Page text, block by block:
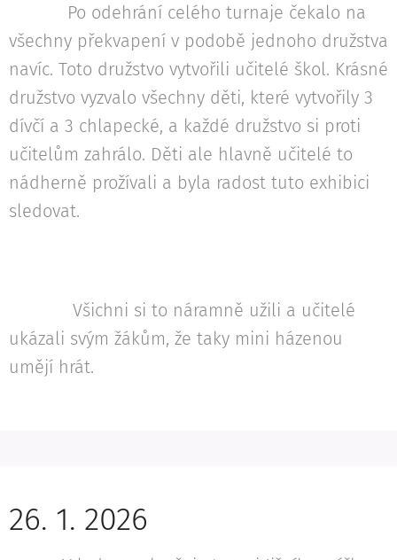
Po odehrání celého turnaje čekalo na
všechny překvapení v podobě jednoho družstva
navíc. Toto družstvo vytvořili učitelé škol. Krásné
družstvo vyzvalo všechny děti, které vytvořily 3
dívčí a 3 chlapecké, a každé družstvo si proti
učitelům zahrálo. Děti ale hlavně učitelé to
nádherně prožívali a byla radost tuto exhibici
sledovat.
Všichni si to náramně užili a učitelé
ukázali svým žákům, že taky mini házenou
umějí hrát.
26. 1. 2026